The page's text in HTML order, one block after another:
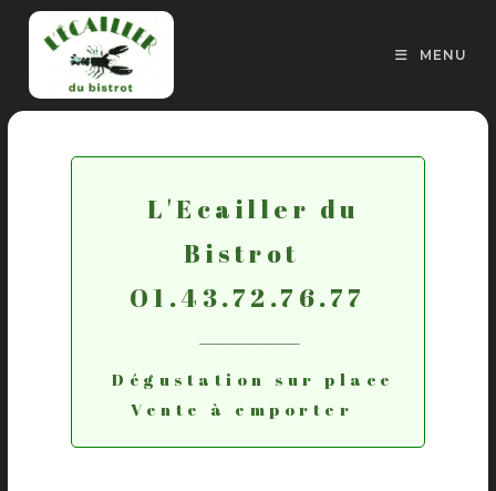
MENU
L'Ecailler du
Bistrot
O1.43.72.76.77
------------------
Dégustation sur place
Vente à emporter